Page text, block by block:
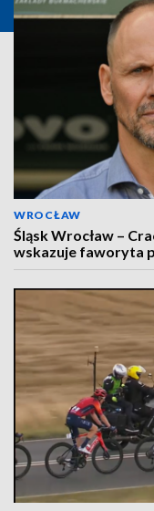
WROCŁAW
Śląsk Wrocław –
wskazuje faworyta